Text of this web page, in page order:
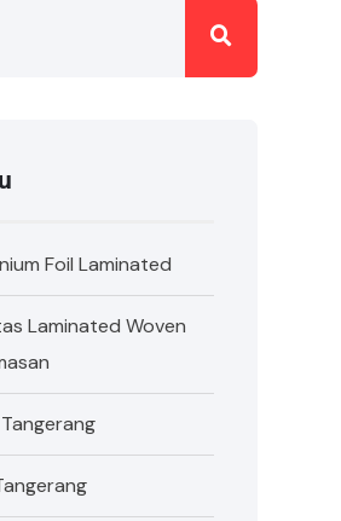
Foil Laminated
Laminated Woven